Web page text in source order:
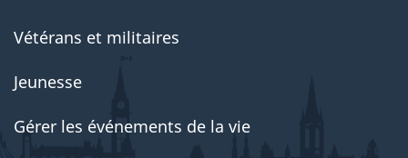
Vétérans et militaires
Jeunesse
Gérer les événements de la vie